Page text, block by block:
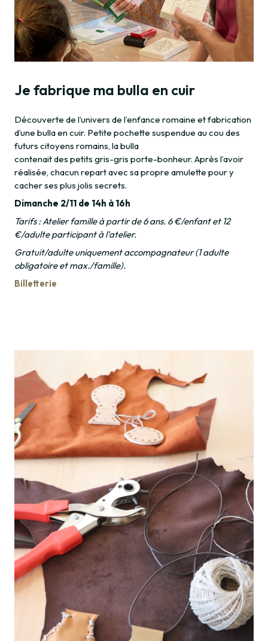
Je fabrique ma bulla en cuir
Découverte de l’univers de l’enfance romaine et fabrication
d’une bulla en cuir. Petite pochette suspendue au cou des
futurs citoyens romains, la bulla
contenait des petits gris-gris porte-bonheur. Après l’avoir
réalisée, chacun repart avec sa propre amulette pour y
cacher ses plus jolis secrets.
Dimanche 2/11 de 14h à 16h
Tarifs : Atelier famille à partir de 6 ans. 6 €/enfant et 12
€/adulte participant à l’atelier.
Gratuit/adulte uniquement accompagnateur (1 adulte
obligatoire et max./famille).
Billetterie